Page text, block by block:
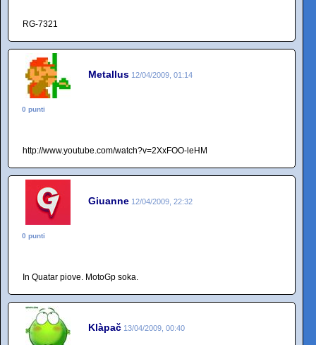
RG-7321
Metallus 12/04/2009, 01:14
0 punti
http://www.youtube.com/watch?v=2XxFOO-leHM
Giuanne 12/04/2009, 22:32
0 punti
In Quatar piove. MotoGp soka.
Klàpač 13/04/2009, 00:40